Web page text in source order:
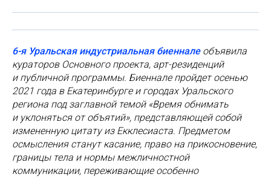
6-я Уральская индустриальная биенналеобъявила
кураторов Основного проекта, арт-резиденций
и публичной программы. Биеннале пройдет осенью
2021 года в Екатеринбурге и городах Уральского
региона под заглавной темой «Время обнимать
и уклоняться от объятий», представляющей собой
измененную цитату из Екклесиаста. Предметом
осмысления станут касание, право на прикосновение,
границы тела и нормы межличностной
коммуникации, переживающие особенно